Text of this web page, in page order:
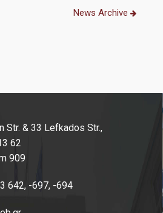
ELIAMEP
Foundation
in Economics
News Archive
Str. & 33 Lefkados Str.,
62
909
642, -697, -694